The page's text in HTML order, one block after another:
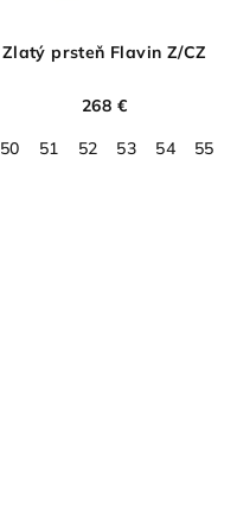
Zlatý prsteň Flavin Z/CZ
268 €
50
51 52 53 54 55